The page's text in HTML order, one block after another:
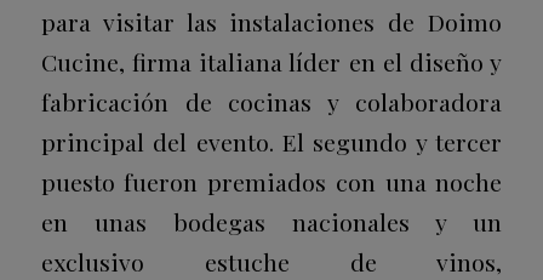
para visitar las instalaciones de Doimo
Cucine, firma italiana líder en el diseño y
fabricación de cocinas y colaboradora
principal del evento. El segundo y tercer
puesto fueron premiados con una noche
en unas bodegas nacionales y un
exclusivo estuche de vinos,